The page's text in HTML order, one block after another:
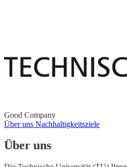
Good Company
Über uns Nachhaltigkeitsziele
Über uns